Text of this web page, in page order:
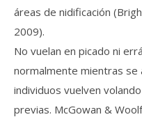
áreas de nidificación
2009).
No vuelan en picado ni
normalmente mientras se
individuos vuelven
previas. McGowan &